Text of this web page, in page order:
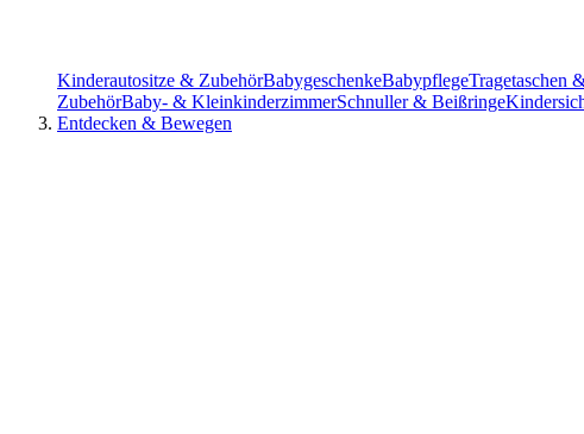
Kinderautositze & ZubehörBabygeschenkeBabypflegeTragetaschen
ZubehörBaby- & KleinkinderzimmerSchnuller & Beißringe
Entdecken & Bewegen